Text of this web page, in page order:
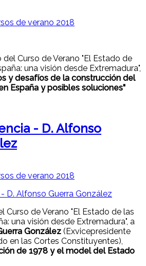
de verano 2018
Curso de Verano "El Estado de
una visión desde Extremadura",
y desafíos de la construcción del
España y posibles soluciones"
- D. Alfonso
de verano 2018
Curso de Verano "El Estado de las
una visión desde Extremadura", a
González (Exvicepresidente
en las Cortes Constituyentes),
de 1978 y el model del Estado